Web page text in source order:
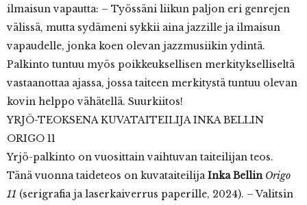
ilmaisun vapautta: – Työssäni liikun paljon eri genrejen
välissä, mutta sydämeni sykkii aina jazzille ja ilmaisun
vapaudelle, jonka koen olevan jazzmusiikin ydintä.
Palkinto tuntuu myös poikkeuksellisen merkitykselliseltä
vastaanottaa ajassa, jossa taiteen merkitystä tuntuu olevan
kovin helppo vähätellä. Suurkiitos!
YRJÖ-TEOKSENA KUVATAITEILIJA INKA BELLIN
ORIGO 11
Yrjö-palkinto on vuosittain vaihtuvan taiteilijan teos.
Tänä vuonna taideteos on kuvataiteilija Inka Bellin Origo
11 (serigrafia ja laserkaiverrus paperille, 2024). – Valitsin